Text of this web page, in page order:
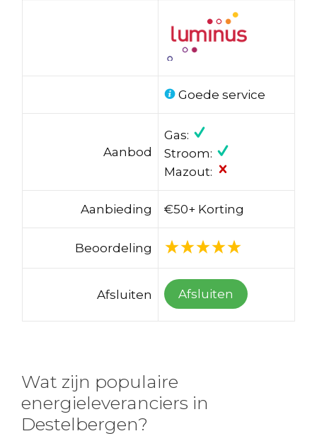
Goede service
Aanbod
Gas:
Stroom:
Mazout:
Aanbieding €50+ Korting
Beoordeling
Afsluiten Afsluiten
Wat zijn populaire
energieleveranciers in
Destelbergen?